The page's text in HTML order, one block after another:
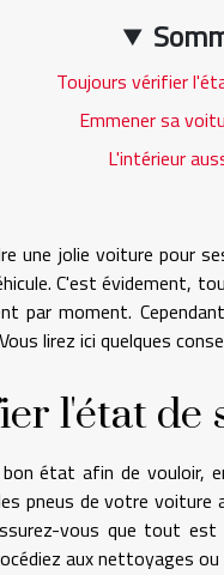
Toujours vérifier
Emmener sa
L'intérieur
une jolie voiture pour
C'est évidement,
par moment.
lirez ici quelques
l'état de
état afin de vouloir,
pneus de votre
vous que tout
aux nettoyages